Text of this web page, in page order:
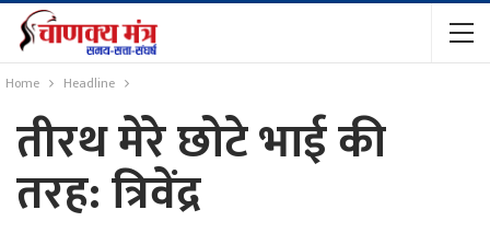
Home Headline
तीरथ मेरे छोटे भाई की
तरह: त्रिवेंद्र